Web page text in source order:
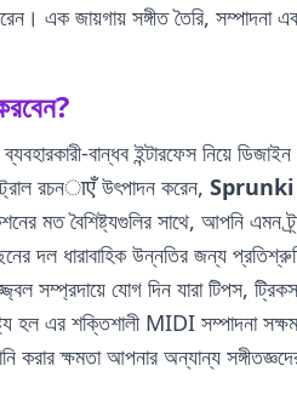
এক জায়গায় সঙ্গীত তৈরি, সম্পাদনা
বান্ধব ইন্টারফেস নিয়ে
রচনाएँ উৎপাদন করেন,
মত বৈশিষ্ট্যগুলির সাথে, আপনি
দল ধারাবাহিক উন্নতির জন্য
সম্প্রদায়ে যোগ দিন যারা টিপস,
হল এর শক্তিশালী MIDI সম্পাদনা
ক্ষমতা আপনার অন্যান্য